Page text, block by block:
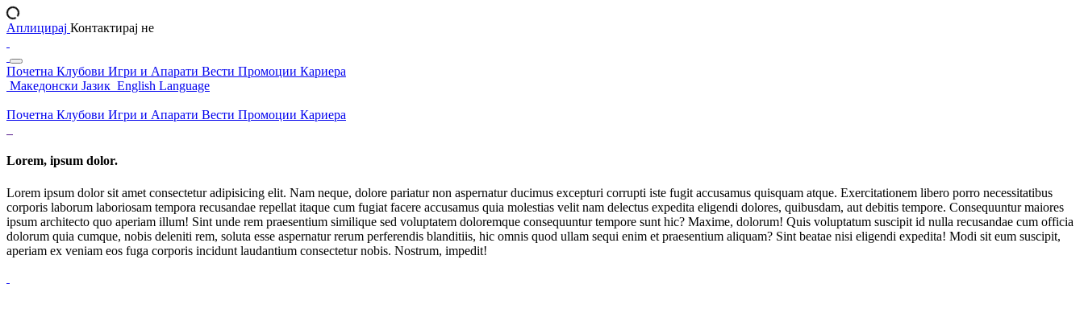
Аплицирај Контактирај не
Почетна Клубови Игри и Апарати Вести Промоции Кариера
Македонски Јазик English Language
Почетна Клубови Игри и Апарати Вести Промоции Кариера
Lorem, ipsum dolor.
Lorem ipsum dolor sit amet consectetur adipisicing elit. Nam neque, dolore pariatur non aspernatur ducimus excepturi corrupti iste fugit accusamus quisquam atque. Exercitationem libero porro necessitatibus
corporis laborum laboriosam tempora recusandae repellat itaque cum fugiat facere accusamus quia molestias velit nam delectus expedita eligendi dolores, quibusdam, aut debitis tempore. Consequuntur maiores
ipsum architecto quo aperiam illum! Sint unde rem praesentium similique sed voluptatem doloremque consequuntur tempore sunt hic? Maxime, dolorum! Quis voluptatum suscipit id nulla recusandae cum officia
dolorum quia cumque, nobis deleniti rem, soluta esse aspernatur rerum perferendis blanditiis, hic omnis quod ullam sequi enim et praesentium aliquam? Sint beatae nisi eligendi expedita! Modi sit eum suscipit,
aperiam ex veniam eos fuga corporis incidunt laudantium consectetur nobis. Nostrum, impedit!